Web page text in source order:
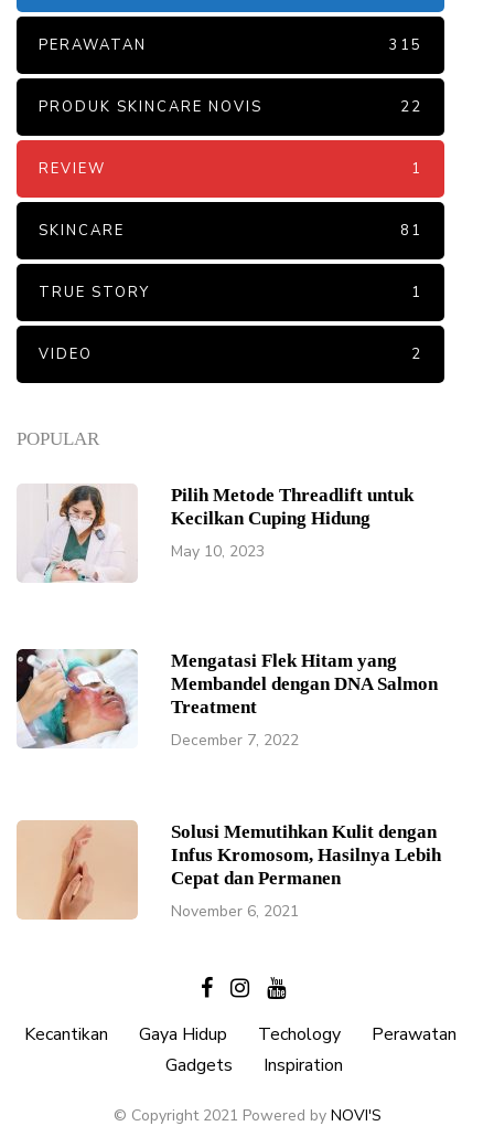
POPULAR
Pilih Metode Threadlift untuk
Kecilkan Cuping Hidung
May 10, 2023
Mengatasi Flek Hitam yang
Membandel dengan DNA Salmon
Treatment
December 7, 2022
Solusi Memutihkan Kulit dengan
Infus Kromosom, Hasilnya Lebih
Cepat dan Permanen
November 6, 2021
PERAWATAN 315
PRODUK SKINCARE NOVIS 22
REVIEW 1
SKINCARE 81
TRUE STORY 1
VIDEO 2
Kecantikan Gaya Hidup Techology
Perawatan
Gadgets
Inspiration
© Copyright 2021 Powered by NOVI'S